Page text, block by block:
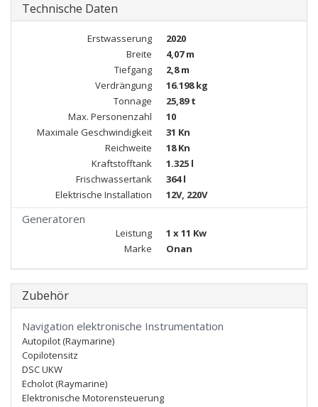
Technische Daten
Erstwasserung
2020
Breite
4,07 m
Tiefgang
2,8 m
Verdrängung
16.198 kg
Tonnage
25,89 t
Max. Personenzahl
10
Maximale Geschwindigkeit
31 Kn
Reichweite
18 Kn
Kraftstofftank
1.325 l
Frischwassertank
364 l
Elektrische Installation
12V, 220V
Generatoren
Leistung
1 x 11 Kw
Marke
Onan
Zubehör
Navigation elektronische Instrumentation
Autopilot (Raymarine)
Copilotensitz
DSC UKW
Echolot (Raymarine)
Elektronische Motorensteuerung